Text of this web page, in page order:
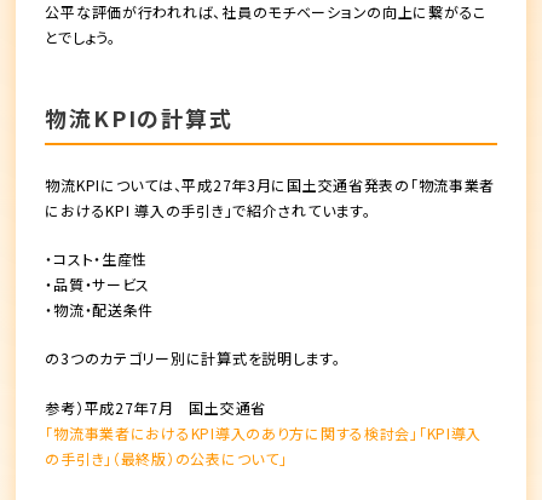
公平な評価が行われれば、社員のモチベーションの向上に繋がるこ
とでしょう。
物流KPIの計算式
物流KPIについては、平成27年3月に国土交通省発表の「物流事業者
におけるKPI 導入の手引き」で紹介されています。
・コスト・生産性
・品質・サービス
・物流・配送条件
の3つのカテゴリー別に計算式を説明します。
参考）平成27年7月 国土交通省
「物流事業者におけるKPI導入のあり方に関する検討会」「KPI導入
の手引き」（最終版）の公表について」